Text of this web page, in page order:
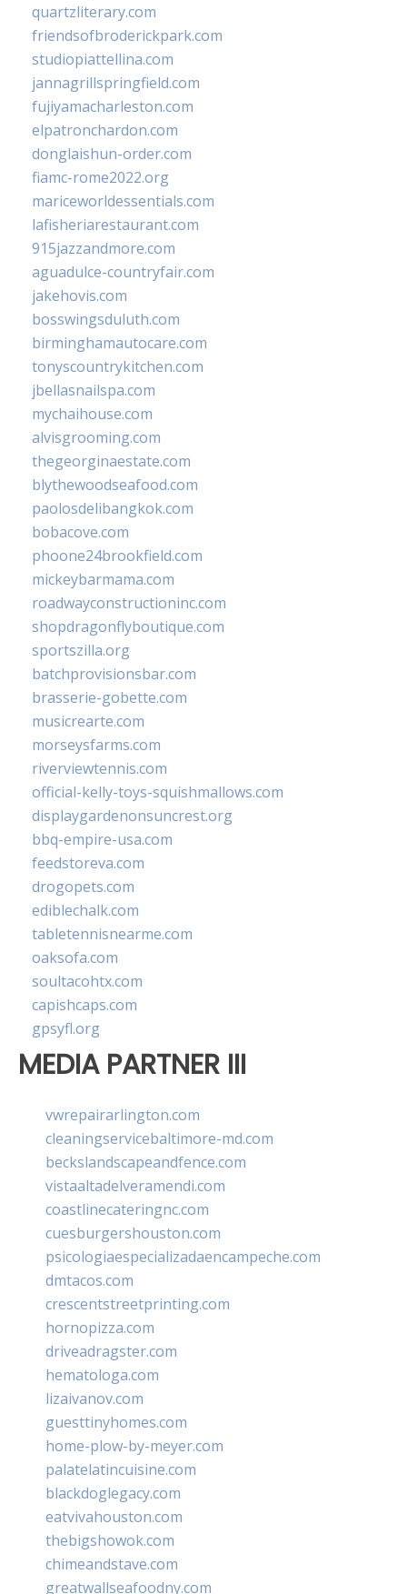
quartzliterary.com
friendsofbroderickpark.com
studiopiattellina.com
jannagrillspringfield.com
fujiyamacharleston.com
elpatronchardon.com
donglaishun-order.com
fiamc-rome2022.org
mariceworldessentials.com
lafisheriarestaurant.com
915jazzandmore.com
aguadulce-countryfair.com
jakehovis.com
bosswingsduluth.com
birminghamautocare.com
tonyscountrykitchen.com
jbellasnailspa.com
mychaihouse.com
alvisgrooming.com
thegeorginaestate.com
blythewoodseafood.com
paolosdelibangkok.com
bobacove.com
phoone24brookfield.com
mickeybarmama.com
roadwayconstructioninc.com
shopdragonflyboutique.com
sportszilla.org
batchprovisionsbar.com
brasserie-gobette.com
musicrearte.com
morseysfarms.com
riverviewtennis.com
official-kelly-toys-squishmallows.com
displaygardenonsuncrest.org
bbq-empire-usa.com
feedstoreva.com
drogopets.com
ediblechalk.com
tabletennisnearme.com
oaksofa.com
soultacohtx.com
capishcaps.com
gpsyfl.org
MEDIA PARTNER III
vwrepairarlington.com
cleaningservicebaltimore-md.com
beckslandscapeandfence.com
vistaaltadelveramendi.com
coastlinecateringnc.com
cuesburgershouston.com
psicologiaespecializadaencampeche.com
dmtacos.com
crescentstreetprinting.com
hornopizza.com
driveadragster.com
hematologa.com
lizaivanov.com
guesttinyhomes.com
home-plow-by-meyer.com
palatelatincuisine.com
blackdoglegacy.com
eatvivahouston.com
thebigshowok.com
chimeandstave.com
greatwallseafoodny.com